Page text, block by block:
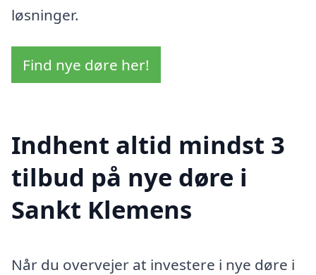
løsninger.
Find nye døre her!
Indhent altid mindst 3
tilbud på nye døre i
Sankt Klemens
Når du overvejer at investere i nye døre i